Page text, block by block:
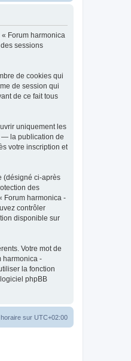
Forum harmonica
sessions
de cookies qui
de session qui
de ce fait tous
uniquement les
— la publication de
votre inscription et
(désigné ci-après
des
Forum harmonica -
contrôler
disponible sur
Votre mot de
harmonica -
la fonction
phpBB
sur UTC+02:00